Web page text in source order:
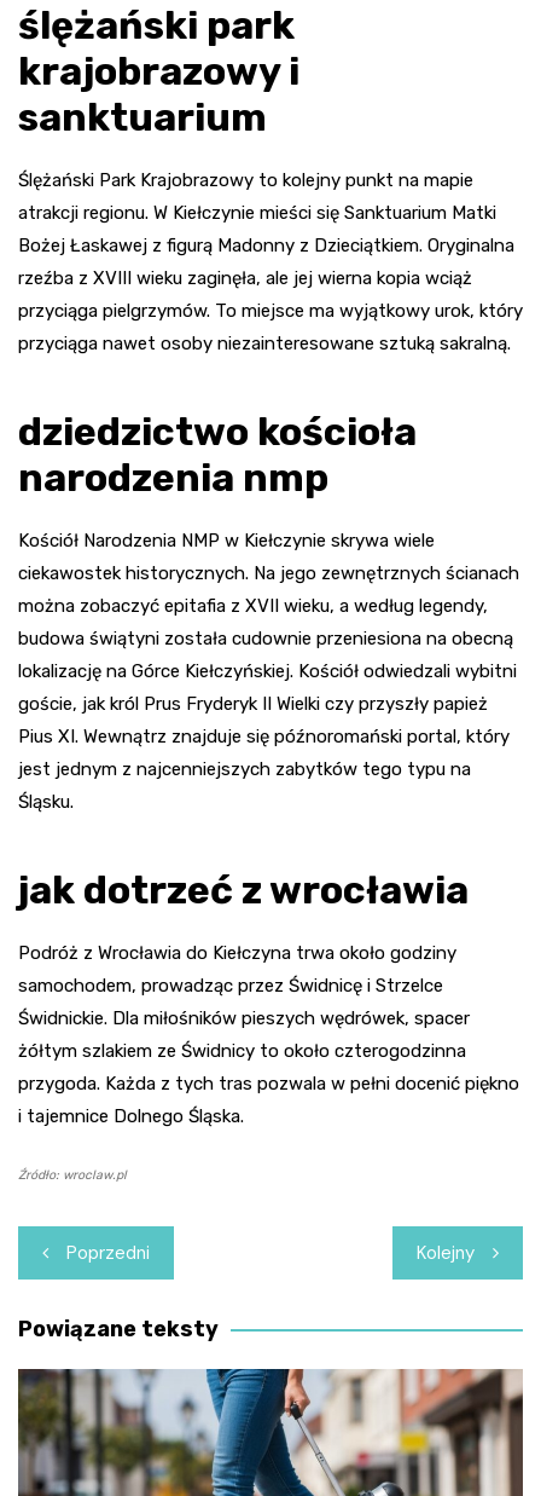
ślężański park
krajobrazowy i
sanktuarium
Ślężański Park Krajobrazowy to kolejny punkt na mapie
atrakcji regionu. W Kiełczynie mieści się Sanktuarium Matki
Bożej Łaskawej z figurą Madonny z Dzieciątkiem. Oryginalna
rzeźba z XVIII wieku zaginęła, ale jej wierna kopia wciąż
przyciąga pielgrzymów. To miejsce ma wyjątkowy urok, który
przyciąga nawet osoby niezainteresowane sztuką sakralną.
dziedzictwo kościoła
narodzenia nmp
Kościół Narodzenia NMP w Kiełczynie skrywa wiele
ciekawostek historycznych. Na jego zewnętrznych ścianach
można zobaczyć epitafia z XVII wieku, a według legendy,
budowa świątyni została cudownie przeniesiona na obecną
lokalizację na Górce Kiełczyńskiej. Kościół odwiedzali wybitni
goście, jak król Prus Fryderyk II Wielki czy przyszły papież
Pius XI. Wewnątrz znajduje się późnoromański portal, który
jest jednym z najcenniejszych zabytków tego typu na
Śląsku.
jak dotrzeć z wrocławia
Podróż z Wrocławia do Kiełczyna trwa około godziny
samochodem, prowadząc przez Świdnicę i Strzelce
Świdnickie. Dla miłośników pieszych wędrówek, spacer
żółtym szlakiem ze Świdnicy to około czterogodzinna
przygoda. Każda z tych tras pozwala w pełni docenić piękno
i tajemnice Dolnego Śląska.
Źródło: wroclaw.pl
Nawigacja
wpisu
Poprzedni Kolejny
Powiązane teksty